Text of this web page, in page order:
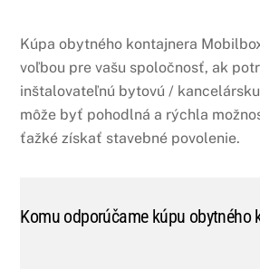
Kúpa obytného kontajnera
voľbou pre vašu spoločnosť, ak
inštalovateľnú bytovú /
môže byť pohodlná a rýchla
ťažké získať stavebné povolenie.
Komu odporúčame kúpu obytného